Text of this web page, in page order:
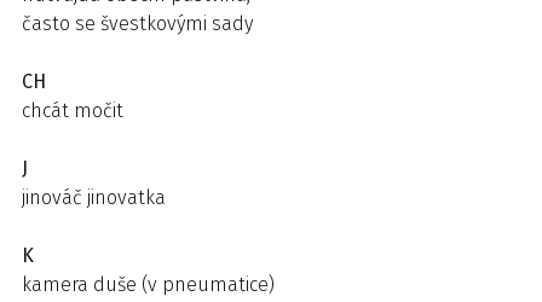
často se švestkovými sady
CH
chcát močit
J
jinováč jinovatka
K
kamera duše (v pneumatice)